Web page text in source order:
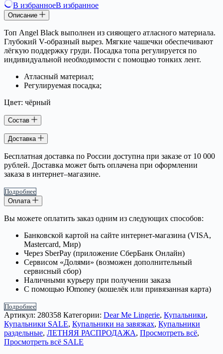
В избранноеВ избранное
Описание
Топ Angel Black выполнен из сияющего атласного материала.
Глубокий V-образный вырез. Мягкие чашечки обеспечивают
лёгкую поддержку груди. Посадка топа регулируется по
индивидуальной необходимости с помощью тонких лент.
Атласный материал;
Регулируемая посадка;
Цвет: чёрный
Состав
Доставка
Бесплатная доставка по России доступна при заказе от 10 000
рублей. Доставка может быть оплачена при оформлении
заказа в интернет–магазине.
Подробнее
Оплата
Вы можете оплатить заказ одним из следующих способов:
Банковской картой на сайте интернет-магазина (VISA,
Mastercard, Мир)
Через SberPay (приложение СберБанк Онлайн)
Сервисом «Долями» (возможен дополнительный
сервисный сбор)
Наличными курьеру при получении заказа
С помощью Юmoney (кошелёк или привязанная карта)
Подробнее
Артикул: 280358 Категории: Dear Me Lingerie, Купальники,
Купальники SALE, Купальники на завязках, Купальники
раздельные, ЛЕТНЯЯ РАСПРОДАЖА, Просмотреть всё,
Просмотреть всё SALE